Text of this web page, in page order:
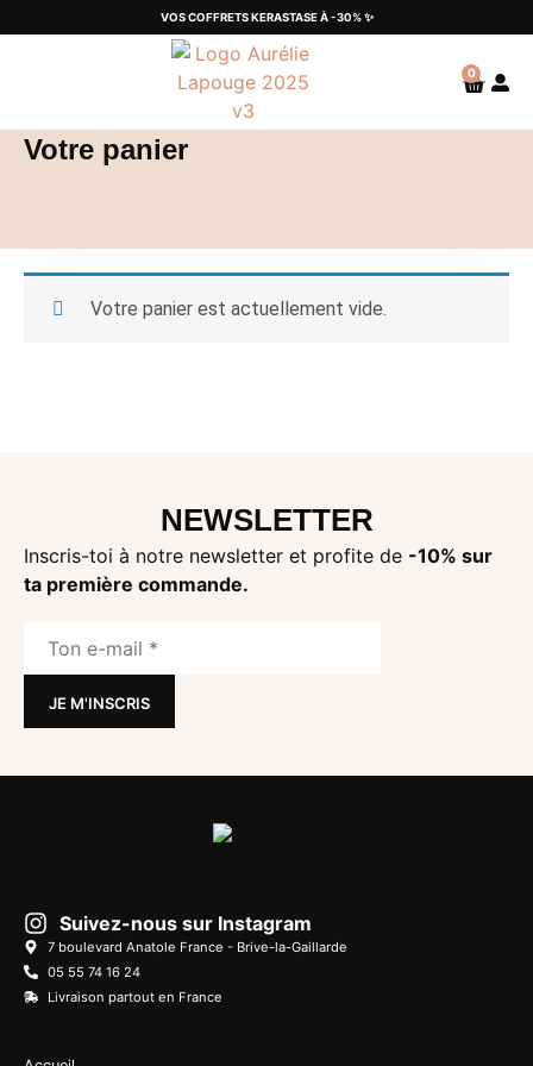
VOS COFFRETS KERASTASE À -30% ✨
0
Votre panier
Votre panier est actuellement vide.
NEWSLETTER
Inscris-toi à notre newsletter et profite de -10% sur
ta première commande.
Suivez-nous sur Instagram
7 boulevard Anatole France - Brive-la-Gaillarde
05 55 74 16 24
Livraison partout en France